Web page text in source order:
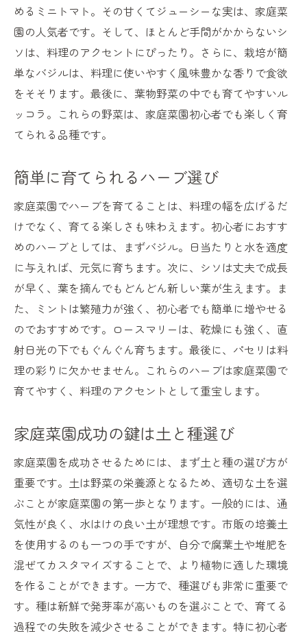
めるミニトマト。その甘くてジューシーな実は、家庭菜
園の人気者です。そして、ほとんど手間がかからないシ
ソは、料理のアクセントにぴったり。さらに、栽培が簡
単なバジルは、料理に使いやすく風味豊かな香りで食欲
をそそります。最後に、葉物野菜の中でも育てやすいル
ッコラ。これらの野菜は、家庭菜園初心者でも楽しく育
てられる品種です。
簡単に育てられるハーブ選び
家庭菜園でハーブを育てることは、料理の幅を広げるだ
けでなく、育てる楽しさも味わえます。初心者におすす
めのハーブとしては、まずバジル。日当たりと水を適度
に与えれば、元気に育ちます。次に、シソは丈夫で成長
が早く、葉を摘んでもどんどん新しい葉が生えます。ま
た、ミントは繁殖力が強く、初心者でも簡単に増やせる
のでおすすめです。ロースマリーは、乾燥にも強く、直
射日光の下でもぐんぐん育ちます。最後に、パセリは料
理の彩りに欠かせません。これらのハーブは家庭菜園で
育てやすく、料理のアクセントとして重宝します。
家庭菜園成功の鍵は土と種選び
家庭菜園を成功させるためには、まず土と種の選び方が
重要です。土は野菜の栄養源となるため、適切な土を選
ぶことが家庭菜園の第一歩となります。一般的には、通
気性が良く、水はけの良い土が理想です。市販の培養土
を使用するのも一つの手ですが、自分で腐葉土や堆肥を
混ぜてカスタマイズすることで、より植物に適した環境
を作ることができます。一方で、種選びも非常に重要で
す。種は新鮮で発芽率が高いものを選ぶことで、育てる
過程での失敗を減少させることができます。特に初心者